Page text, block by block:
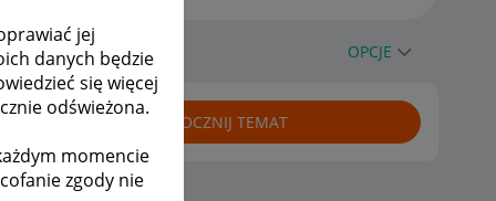
jej
danych będzie
się więcej
odświeżona.
momencie
zgody nie
OPCJE
ROZPOCZNIJ TEMAT